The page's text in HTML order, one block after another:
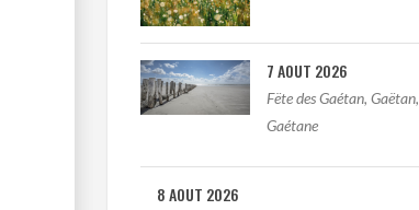
7 AOUT 2026
Fëte des Gaétan, Gaëtan,
Gaétane
8 AOUT 2026